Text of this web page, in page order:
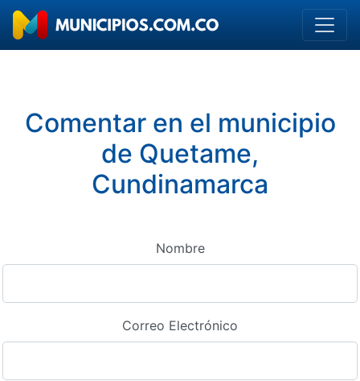
Comentar en el municipio
de Quetame,
Cundinamarca
Nombre
Correo Electrónico